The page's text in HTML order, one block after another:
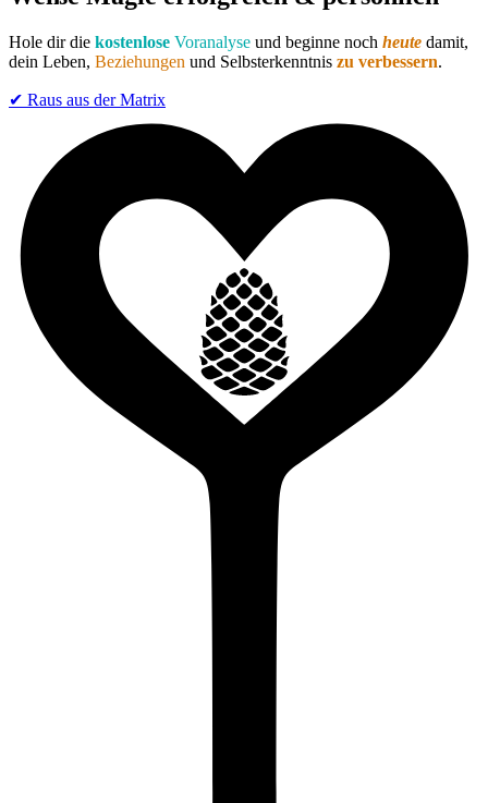
Hole dir die kostenlose Voranalyse und beginne noch heute damit,
dein Leben, Beziehungen und Selbsterkenntnis zu verbessern.
✔︎ Raus aus der Matrix